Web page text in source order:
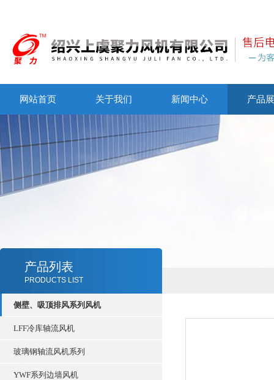
网站首页 关于我们 新闻中心 产品
产品列表
PRODUCTS LIST
侧壁、吸顶排风系列风机
LFF冷库轴流风机
玻璃钢轴流风机系列
YWF系列边墙风机